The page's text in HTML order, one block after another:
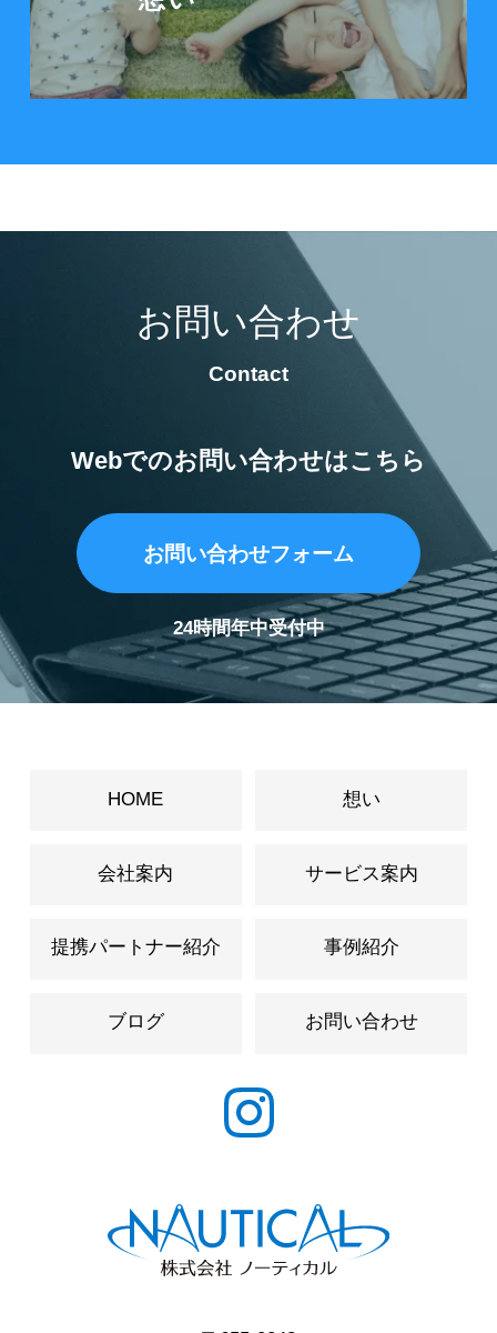
お問い合わせ
Contact
Webでのお問い合わせはこちら
お問い合わせフォーム
24時間年中受付中
HOME 想い
会社案内 サービス案内
提携パートナー紹介 事例紹介
ブログ お問い合わせ